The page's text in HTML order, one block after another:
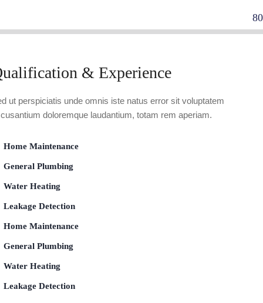
& Experience
ut perspiciatis unde omnis iste natus error sit voluptatem
doloremque laudantium, totam rem aperiam.
Home Maintenance
General Plumbing
Water Heating
Leakage Detection
Home Maintenance
General Plumbing
Water Heating
Leakage Detection